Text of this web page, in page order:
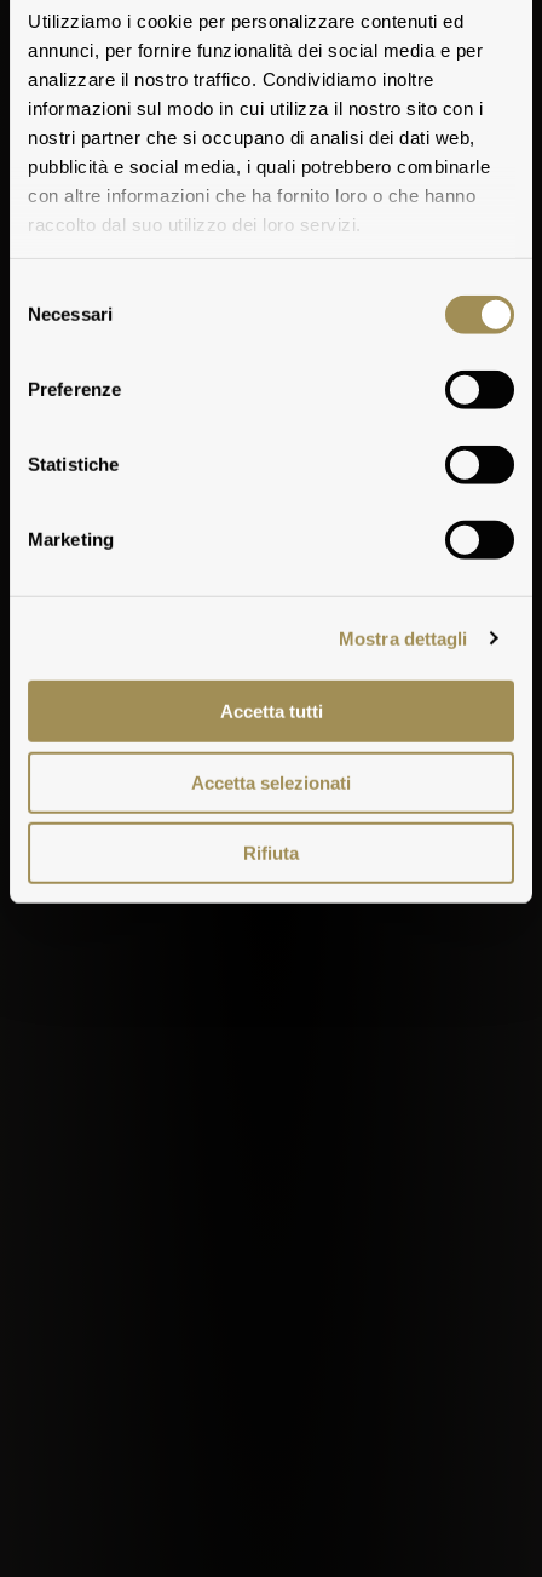
Utilizziamo i cookie per personalizzare contenuti ed
annunci, per fornire funzionalità dei social media e per
analizzare il nostro traffico. Condividiamo inoltre
informazioni sul modo in cui utilizza il nostro sito con i
nostri partner che si occupano di analisi dei dati web,
pubblicità e social media, i quali potrebbero combinarle
con altre informazioni che ha fornito loro o che hanno
raccolto dal suo utilizzo dei loro servizi.
delNecessari
Preferenze
Statistiche
Marketing
Mostra dettagli
Accetta tutti
Accetta selezionati
Rifiuta
Dall’amore
per un
territorio
ricco di